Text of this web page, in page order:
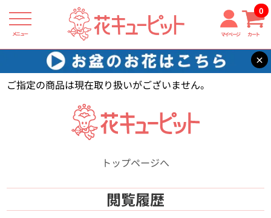
メニュー マイページ カート
0
×
花キューピット 【】
ご指定の商品は現在取り扱いがございません。
トップページへ
閲覧履歴